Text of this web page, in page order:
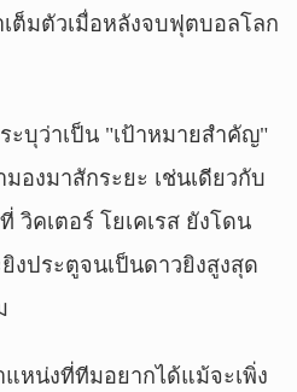
ต็มตัวเมื่อหลังจบฟุตบอลโลก
บุว่าเป็น "เป้าหมายสำคัญ"
องมาสักระยะ เช่นเดียวกับ
วิคเตอร์ โยเคเรส ยังโดน
ประตูจนเป็นดาวยิงสูงสุด
หน่งที่ทีมอยากได้แม้จะเพิ่ง